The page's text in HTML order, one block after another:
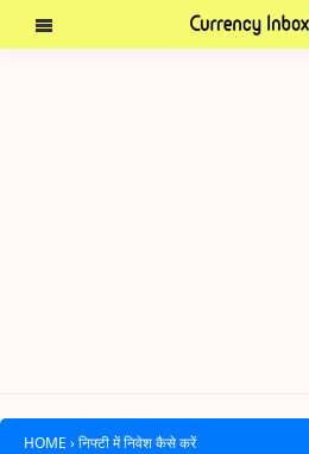
HOME › निफ्टी में निवेश कैसे करें